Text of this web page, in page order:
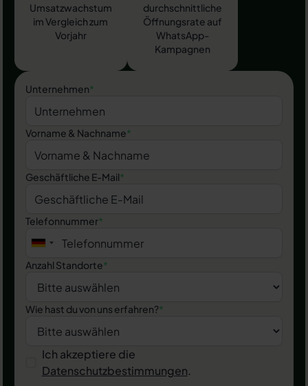
Umsatzwachstum
im Vergleich zum
Vorjahr
durchschnittliche
Öffnungsrate auf
WhatsApp-
Kampagnen
Unternehmen*
Vorname & Nachname*
Geschäftliche E-Mail*
Telefonnummer*
Anzahl Standorte*
Wie hast du von uns erfahren?*
Ich akzeptiere die
Datenschutzbestimmungen.